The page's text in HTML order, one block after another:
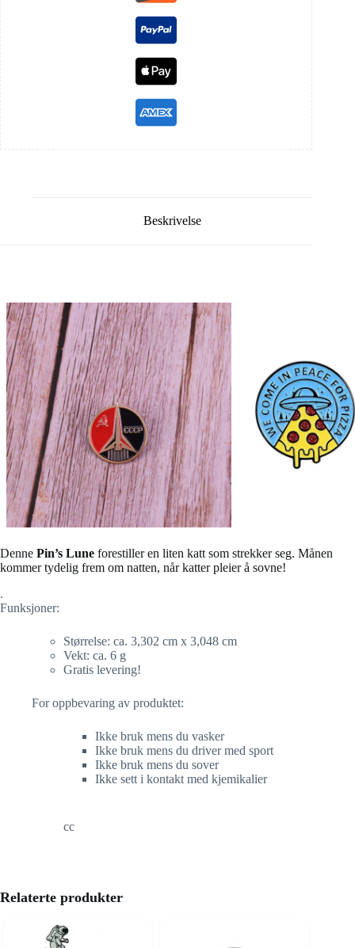
Beskrivelse
Denne Pin’s Lune forestiller en liten katt som strekker seg. Månen
kommer tydelig frem om natten, når katter pleier å sovne!
.
Funksjoner:
Størrelse: ca. 3,302 cm x 3,048 cm
Vekt: ca. 6 g
Gratis levering!
For oppbevaring av produktet:
Ikke bruk mens du vasker
Ikke bruk mens du driver med sport
Ikke bruk mens du sover
Ikke sett i kontakt med kjemikalier
cc
Relaterte produkter